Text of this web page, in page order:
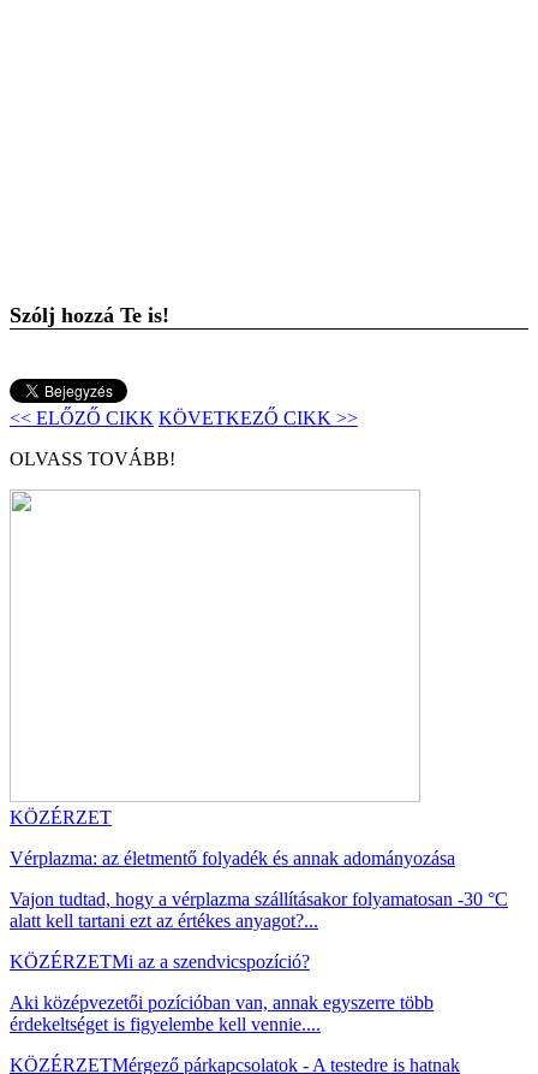
Szólj hozzá Te is!
<< ELŐZŐ CIKK KÖVETKEZŐ CIKK >>
OLVASS TOVÁBB!
KÖZÉRZET
Vérplazma: az életmentő folyadék és annak adományozása
Vajon tudtad, hogy a vérplazma szállításakor folyamatosan -30 °C
alatt kell tartani ezt az értékes anyagot?...
KÖZÉRZETMi az a szendvicspozíció?
Aki középvezetői pozícióban van, annak egyszerre több
érdekeltséget is figyelembe kell vennie....
KÖZÉRZETMérgező párkapcsolatok - A testedre is hatnak